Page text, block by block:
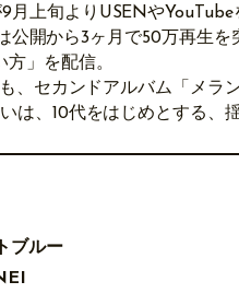
月上旬よりUSENや
公開から3ヶ月で50万再生を
方」を配信。
、セカンドアルバム「メラ
は、10代をはじめとする、
ブルー